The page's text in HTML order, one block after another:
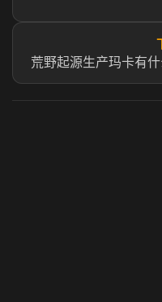
荒野起源生产玛卡有